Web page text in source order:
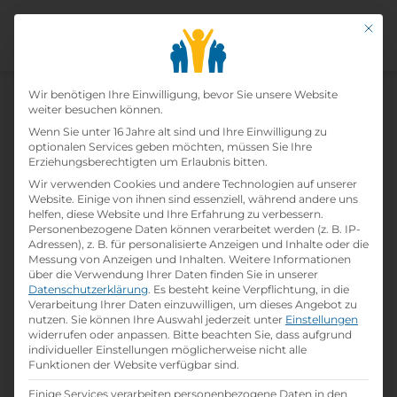
Veranstaltungstechniker
Home»Lehrberufe»Veranstaltungstechniker
Job Übersicht
Lehrlingseinkomm
en
Bewerbungstipps
Mit
Datenschutz-
Wir benötigen Ihre Einwilligung, bevor Sie unsere Website
weiter besuchen können.
Wenn Sie unter 16 Jahre alt sind und Ihre Einwilligung zu
optionalen Services geben möchten, müssen Sie Ihre
Erziehungsberechtigten um Erlaubnis bitten.
Wir verwenden Cookies und andere Technologien auf unserer
Website. Einige von ihnen sind essenziell, während andere uns
helfen, diese Website und Ihre Erfahrung zu verbessern.
Personenbezogene Daten können verarbeitet werden (z. B. IP-
Adressen), z. B. für personalisierte Anzeigen und Inhalte oder die
Messung von Anzeigen und Inhalten. Weitere Informationen
über die Verwendung Ihrer Daten finden Sie in unserer
Datenschutzerklärung. Es besteht keine Verpflichtung, in die
Verarbeitung Ihrer Daten einzuwilligen, um dieses Angebot zu
nutzen. Sie können Ihre Auswahl jederzeit unter Einstellungen
widerrufen oder anpassen. Bitte beachten Sie, dass aufgrund
individueller Einstellungen möglicherweise nicht alle
Funktionen der Website verfügbar sind.
Einige Services verarbeiten personenbezogene Daten in den